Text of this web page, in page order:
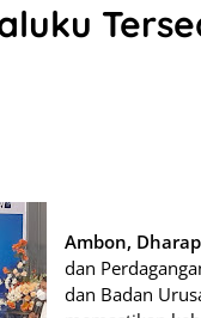
Ambon,
dan
dan Badan